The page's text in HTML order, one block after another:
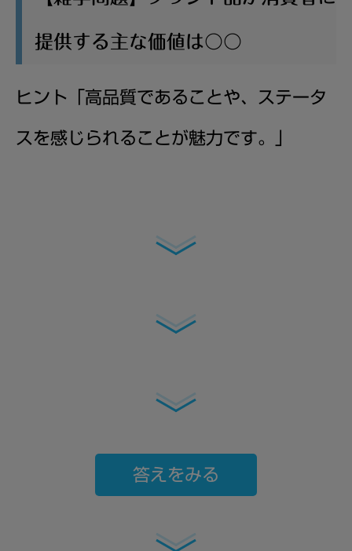
提供する主な価値は〇〇
ヒント「 高品質であることや、ステータ
スを感じられることが魅力です。
答えをみる